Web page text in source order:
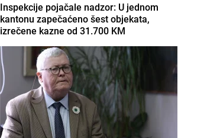
Inspekcije pojačale nadzor: U jednom
kantonu zapečaćeno šest objekata,
izrečene kazne od 31.700 KM